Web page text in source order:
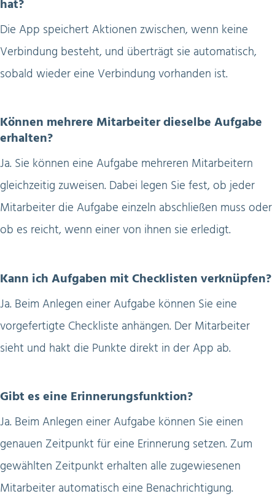
hat?
Die App speichert Aktionen zwischen, wenn keine
Verbindung besteht, und überträgt sie automatisch,
sobald wieder eine Verbindung vorhanden ist.
Können mehrere Mitarbeiter dieselbe Aufgabe
erhalten?
Ja. Sie können eine Aufgabe mehreren Mitarbeitern
gleichzeitig zuweisen. Dabei legen Sie fest, ob jeder
Mitarbeiter die Aufgabe einzeln abschließen muss oder
ob es reicht, wenn einer von ihnen sie erledigt.
Kann ich Aufgaben mit Checklisten verknüpfen?
Ja. Beim Anlegen einer Aufgabe können Sie eine
vorgefertigte Checkliste anhängen. Der Mitarbeiter
sieht und hakt die Punkte direkt in der App ab.
Gibt es eine Erinnerungsfunktion?
Ja. Beim Anlegen einer Aufgabe können Sie einen
genauen Zeitpunkt für eine Erinnerung setzen. Zum
gewählten Zeitpunkt erhalten alle zugewiesenen
Mitarbeiter automatisch eine Benachrichtigung.